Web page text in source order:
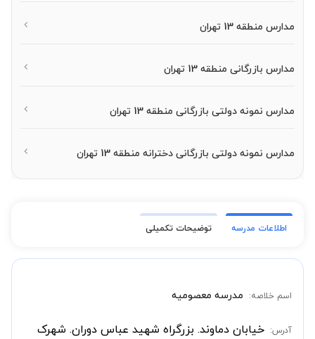
مدارس منطقه 13 تهران
مدارس بازرگانی منطقه 13 تهران
مدارس نمونه دولتی بازرگانی منطقه 13 تهران
مدارس نمونه دولتی بازرگانی دخترانه منطقه 13 تهران
اطلاعات مدرسه توضیحات تکمیلی
اسم خلاصه: مدرسه معصومیه
آدرس: خیابان دماوند. بزرگراه شهید عباس دوران. شهرک